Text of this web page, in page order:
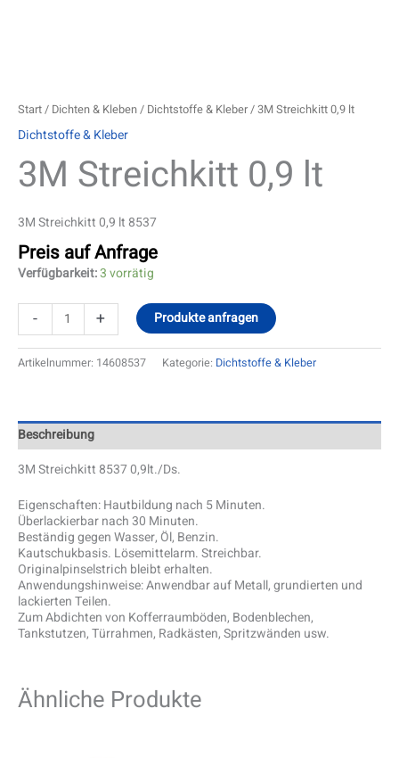
Start/ Dichten & Kleben/ Dichtstoffe & Kleber/ 3M Streichkitt 0,9 lt
Dichtstoffe & Kleber
3M Streichkitt 0,9 lt
3M Streichkitt 0,9 lt 8537
Preis auf Anfrage
Verfügbarkeit:3 vorrätig
- + Produkte anfragen
Artikelnummer: 14608537 Kategorie: Dichtstoffe & Kleber
Beschreibung
3M Streichkitt 8537 0,9lt./Ds.
Eigenschaften: Hautbildung nach 5 Minuten.
Überlackierbar nach 30 Minuten.
Beständig gegen Wasser, Öl, Benzin.
Kautschukbasis. Lösemittelarm. Streichbar.
Originalpinselstrich bleibt erhalten.
Anwendungshinweise: Anwendbar auf Metall, grundierten und
lackierten Teilen.
Zum Abdichten von Kofferraumböden, Bodenblechen,
Tankstutzen, Türrahmen, Radkästen, Spritzwänden usw.
Ähnliche Produkte